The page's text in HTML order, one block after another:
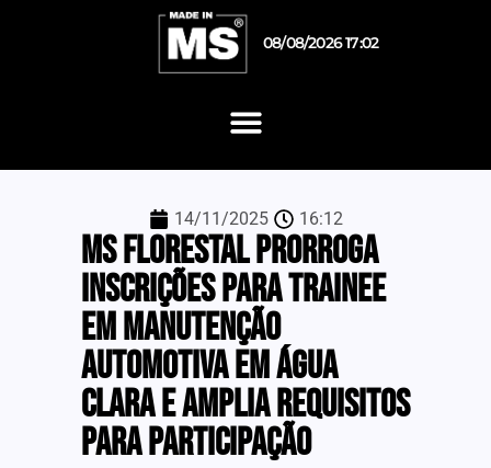
08/08/2026 17:02
14/11/2025 16:12
MS Florestal prorroga
inscrições para trainee
em manutenção
automotiva em Água
Clara e amplia requisitos
para participação